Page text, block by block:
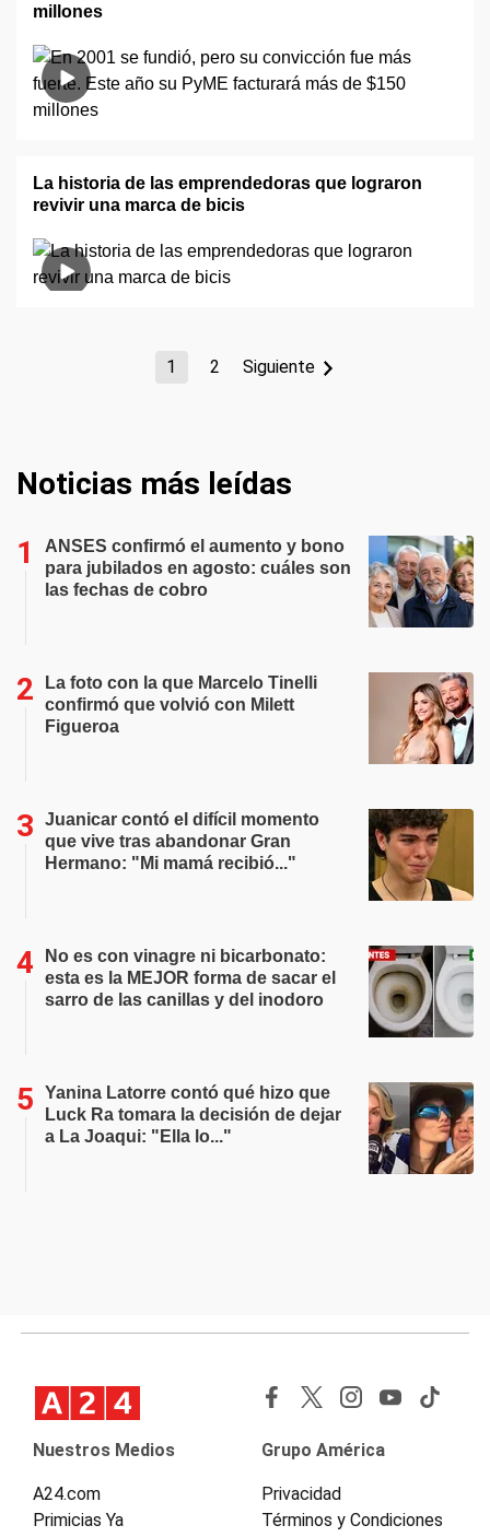
millones
La historia de las emprendedoras que lograron
revivir una marca de bicis
1 2 Siguiente
Noticias más leídas
ANSES confirmó el aumento y bono
para jubilados en agosto: cuáles son
las fechas de cobro
La foto con la que Marcelo Tinelli
confirmó que volvió con Milett
Figueroa
Juanicar contó el difícil momento
que vive tras abandonar Gran
Hermano: "Mi mamá recibió..."
No es con vinagre ni bicarbonato:
esta es la MEJOR forma de sacar el
sarro de las canillas y del inodoro
Yanina Latorre contó qué hizo que
Luck Ra tomara la decisión de dejar
a La Joaqui: "Ella lo..."
Nuestros Medios
A24.com
Primicias Ya
Grupo América
Privacidad
Términos y Condiciones